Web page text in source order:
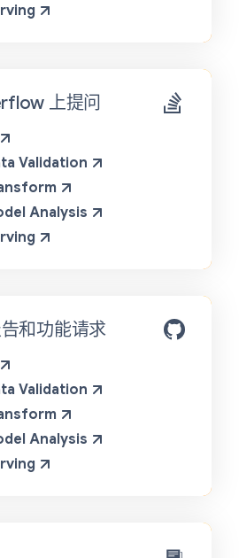
上提问
Validation
Analysis
和功能请求
Validation
Analysis